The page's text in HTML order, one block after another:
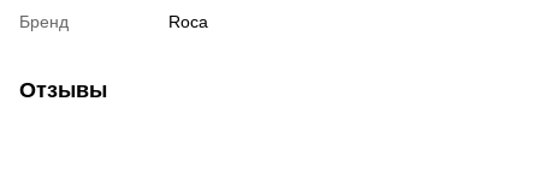
Бренд
Roca
Отзывы